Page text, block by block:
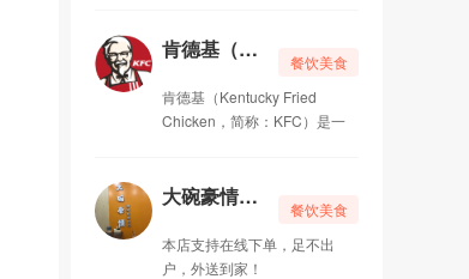
大碗豪情日式烧肉丼饭
12-23
09-03
济宁吃货的聚集地-济宁万达嘉华美食汇自助餐
餐饮美食
肯德基（运河城店）
肯德基（Kentucky Fried
Chicken，简称：KFC）是一
餐饮美食
大碗豪情日式烧肉丼饭
本店支持在线下单，足不出
户，外送到家！